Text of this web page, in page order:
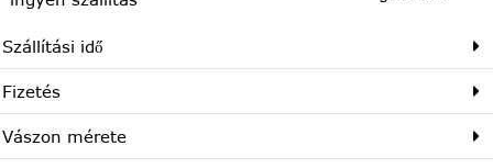
Szállítási idő
Fizetés
Vászon mérete